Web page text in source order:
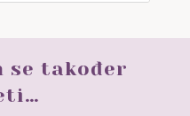
se također